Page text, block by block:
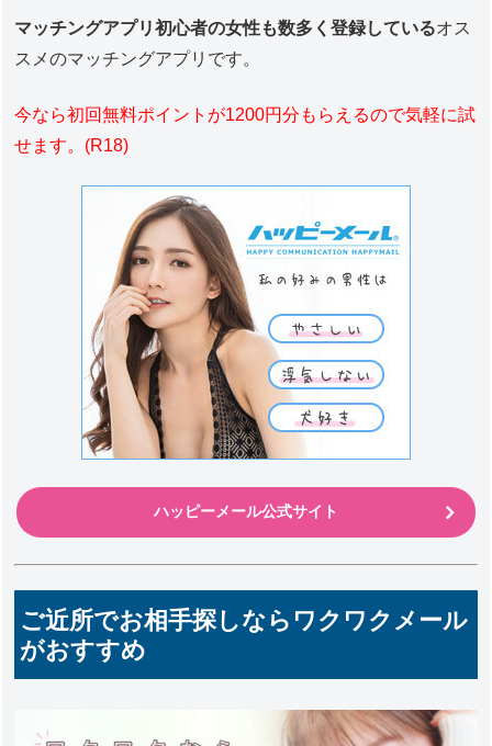
マッチングアプリ初心者の女性も数多く登録しているオス
スメのマッチングアプリです。
今なら初回無料ポイントが1200円分もらえるので気軽に試
せます。(R18)
ハッピーメール公式サイト
ご近所でお相手探しならワクワクメール
がおすすめ